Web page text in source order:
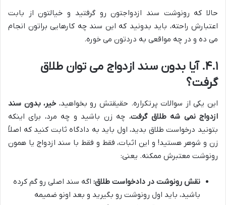
حالا که رونوشت سند ازدواجتون رو گرفتید و خیالتون از بابت
اعتبارش راحته، باید بدونید که این سند چه کارهایی براتون انجام
می ده و در چه مواقعی به دردتون می خوره.
۴.۱. آیا بدون سند ازدواج می توان طلاق
گرفت؟
این یکی از سوالات پرتکراره. حقیقتش رو بخواهید، خیر، بدون سند
ازدواج نمی شه طلاق گرفت. چه زن باشید و چه مرد، برای اینکه
بتونید درخواست طلاق بدید، اول باید به دادگاه ثابت کنید که اصلاً
زن و شوهر هستید! و این اثبات، فقط و فقط با سند ازدواج یا همون
رونوشت معتبرش ممکنه. یعنی:
نقش رونوشت در دادخواست طلاق: اگه سند اصلی رو گم کرده
باشید، باید اول رونوشت رو بگیرید و بعد اونو ضمیمه